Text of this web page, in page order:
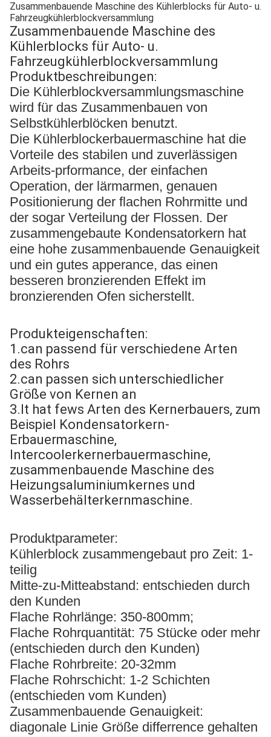
Zusammenbauende Maschine des Kühlerblocks für Auto- u.
Fahrzeugkühlerblockversammlung
Zusammenbauende Maschine des
Kühlerblocks für Auto- u.
Fahrzeugkühlerblockversammlung
Produktbeschreibungen:
Die Kühlerblockversammlungsmaschine
wird für das Zusammenbauen von
Selbstkühlerblöcken benutzt.
Die Kühlerblockerbauermaschine hat die
Vorteile des stabilen und zuverlässigen
Arbeits-prformance, der einfachen
Operation, der lärmarmen, genauen
Positionierung der flachen Rohrmitte und
der sogar Verteilung der Flossen. Der
zusammengebaute Kondensatorkern hat
eine hohe zusammenbauende Genauigkeit
und ein gutes apperance, das einen
besseren bronzierenden Effekt im
bronzierenden Ofen sicherstellt.
Produkteigenschaften:
1.can passend für verschiedene Arten
des Rohrs
2.can passen sich unterschiedlicher
Größe von Kernen an
3.It hat fews Arten des Kernerbauers, zum
Beispiel Kondensatorkern-
Erbauermaschine,
Intercoolerkernerbauermaschine,
zusammenbauende Maschine des
Heizungsaluminiumkernes und
Wasserbehälterkernmaschine.
Produktparameter:
Kühlerblock zusammengebaut pro Zeit: 1-
teilig
Mitte-zu-Mitteabstand: entschieden durch
den Kunden
Flache Rohrlänge: 350-800mm;
Flache Rohrquantität: 75 Stücke oder mehr
(entschieden durch den Kunden)
Flache Rohrbreite: 20-32mm
Flache Rohrschicht: 1-2 Schichten
(entschieden vom Kunden)
Zusammenbauende Genauigkeit:
diagonale Linie Größe differrence gehalten